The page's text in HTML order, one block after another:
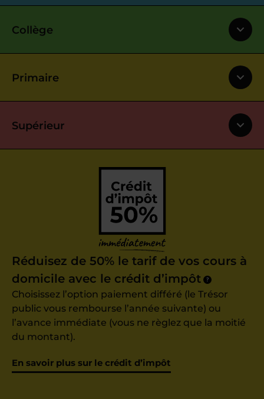
Collège
Primaire
Supérieur
Réduisez de 50% le tarif de vos cours à
domicile avec le crédit d’impôt
?
Choisissez l’option paiement différé (le Trésor
public vous rembourse l’année suivante) ou
l’avance immédiate (vous ne règlez que la moitié
du montant).
En savoir plus sur le crédit d’impôt